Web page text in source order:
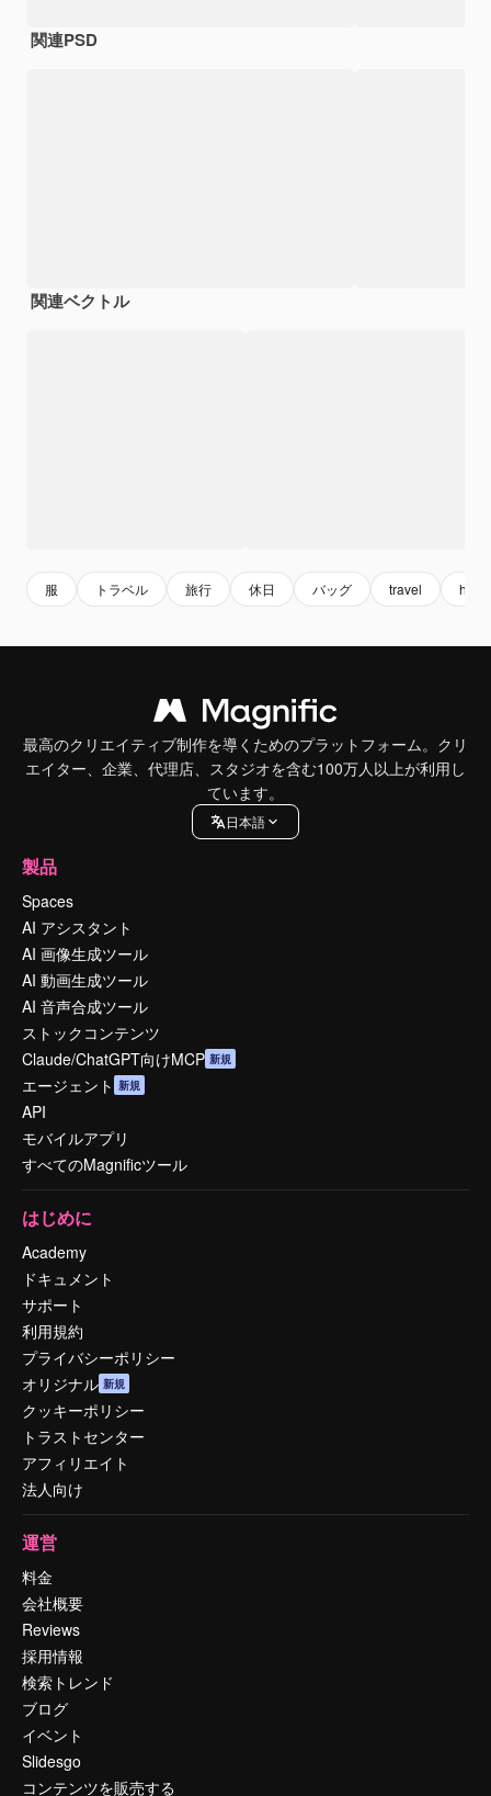
関連PSD
関連ベクトル
服 トラベル 旅行 休日 バッグ travel
最高のクリエイティブ制作を導くためのプラットフォーム。クリ
エイター、企業、代理店、スタジオを含む100万人以上が利用し
ています。
日本語
製品
Spaces
AI アシスタント
AI 画像生成ツール
AI 動画生成ツール
AI 音声合成ツール
ストックコンテンツ
Claude/ChatGPT向けMCP 新規
エージェント 新規
API
モバイルアプリ
すべてのMagnificツール
はじめに
Academy
ドキュメント
サポート
利用規約
プライバシーポリシー
オリジナル 新規
クッキーポリシー
トラストセンター
アフィリエイト
法人向け
運営
料金
会社概要
Reviews
採用情報
検索トレンド
ブログ
イベント
Slidesgo
コンテンツを販売する